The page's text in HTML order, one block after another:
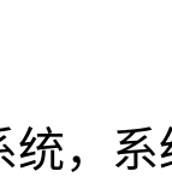
统，